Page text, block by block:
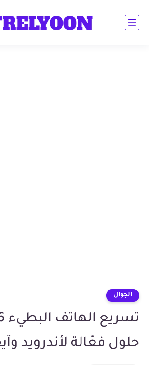
الجوال
حلول فعّالة لأندرويد